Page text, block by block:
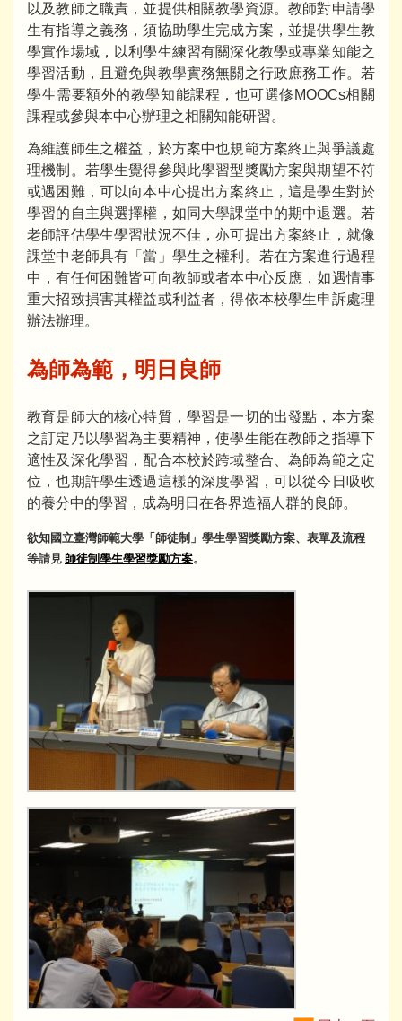
以及教師之職責，並提供相關教學資源。教師對申請學
生有指導之義務，須協助學生完成方案，並提供學生教
學實作場域，以利學生練習有關深化教學或專業知能之
學習活動，且避免與教學實務無關之行政庶務工作。若
學生需要額外的教學知能課程，也可選修MOOCs相關
課程或參與本中心辦理之相關知能研習。
為維護師生之權益，於方案中也規範方案終止與爭議處
理機制。若學生覺得參與此學習型獎勵方案與期望不符
或遇困難，可以向本中心提出方案終止，這是學生對於
學習的自主與選擇權，如同大學課堂中的期中退選。若
老師評估學生學習狀況不佳，亦可提出方案終止，就像
課堂中老師具有「當」學生之權利。若在方案進行過程
中，有任何困難皆可向教師或者本中心反應，如遇情事
重大招致損害其權益或利益者，得依本校學生申訴處理
辦法辦理。
為師為範，明日良師
教育是師大的核心特質，學習是一切的出發點，本方案
之訂定乃以學習為主要精神，使學生能在教師之指導下
適性及深化學習，配合本校於跨域整合、為師為範之定
位，也期許學生透過這樣的深度學習，可以從今日吸收
的養分中的學習，成為明日在各界造福人群的良師。
欲知國立臺灣師範大學「師徒制」學生學習獎勵方案、表單及流程
等請見 師徒制學生學習獎勵方案。